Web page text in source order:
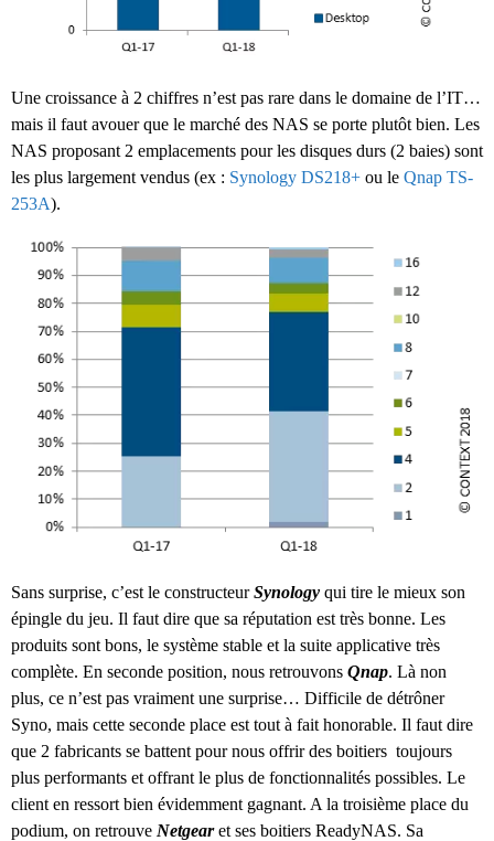
Une croissance à 2 chiffres n’est pas rare dans le domaine de l’IT…
mais il faut avouer que le marché des NAS se porte plutôt bien. Les
NAS proposant 2 emplacements pour les disques durs (2 baies) sont
les plus largement vendus (ex : Synology DS218+ ou le Qnap TS-
253A).
Sans surprise, c’est le constructeurSynology qui tire le mieux son
épingle du jeu. Il faut dire que sa réputation est très bonne. Les
produits sont bons, le système stable et la suite applicative très
complète. En seconde position, nous retrouvons Qnap. Là non
plus, ce n’est pas vraiment une surprise… Difficile de détrôner
Syno, mais cette seconde place est tout à fait honorable. Il faut dire
que 2 fabricants se battent pour nous offrir des boitiers toujours
plus performants et offrant le plus de fonctionnalités possibles. Le
client en ressort bien évidemment gagnant. A la troisième place du
podium, on retrouve Netgearet ses boitiers ReadyNAS. Sa